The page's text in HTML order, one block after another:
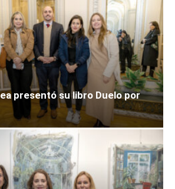
presentó su libro Duelo por